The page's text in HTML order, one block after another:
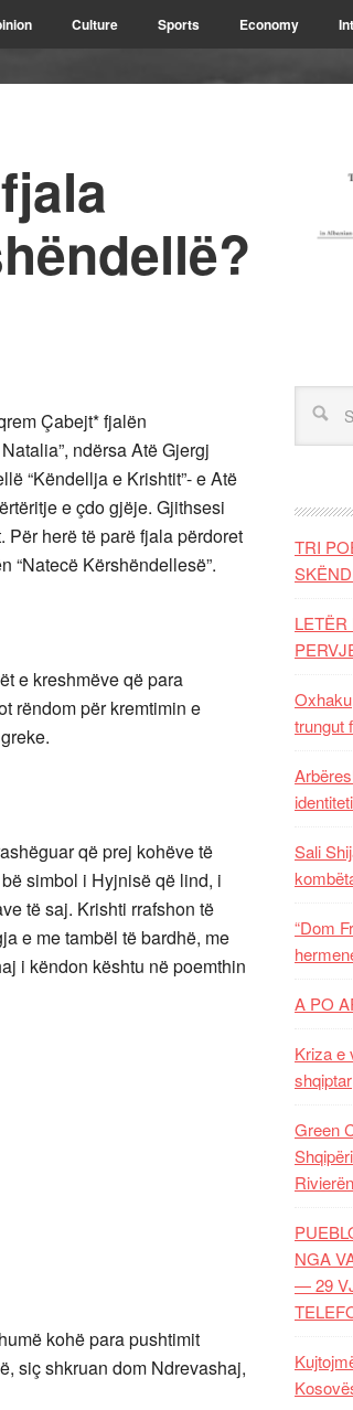
Culture Sports Economy
Çabejt* fjalën
ndërsa Atë Gjergj
“Këndellja e Krishtit”- e Atë
e çdo gjëje. Gjithsesi
herë të parë fjala përdoret
“Natecë Kërshëndellesë”.
e kreshmëve që para
rëndom për kremtimin e
që prej kohëve të
simbol i Hyjnisë që lind, i
të saj. Krishti rrafshon të
e me tambël të bardhë, me
i këndon kështu në poemthin
kohë para pushtimit
siç shkruan dom Ndrevashaj,
TRI
LETËR
trungut
Sali
“Dom
A PO
Kriza e
shqiptar
Green
NGA
— 29